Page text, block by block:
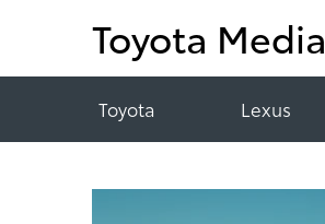
Toyota Media
Toyota Lexus